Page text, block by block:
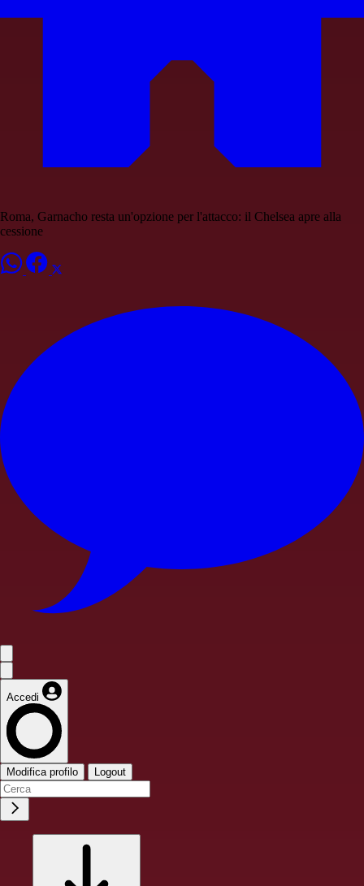
Roma, Garnacho resta un'opzione per l'attacco: il Chelsea apre alla
cessione
Accedi
Modifica profilo Logout